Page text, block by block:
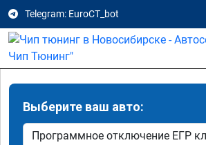
Telegram: EuroCT_bot
Выберите ваш авто: